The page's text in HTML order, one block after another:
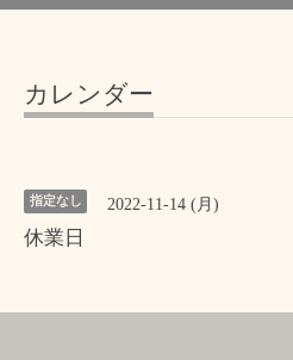
カレンダー
指定なし 2022-11-14 (月)
休業日